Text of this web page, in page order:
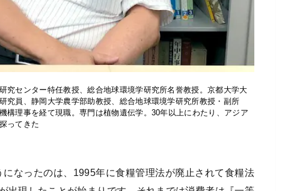
究センター特任教授、総合地球環境学研究所名誉教授。京都大学大
究員、静岡大学農学部助教授、総合地球環境学研究所教授・副所
構理事を経て現職。専門は植物遺伝学。30年以上にわたり、アジア
ってきた
になったのは、1995年に食糧管理法が廃止されて食糧法